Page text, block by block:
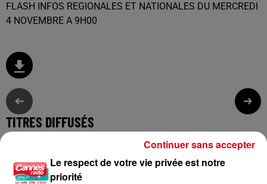
FLASH INFOS REGIONALES ET NATIONALES DU MERCREDI
4 NOVEMBRE A 9H00
TITRES DIFFUSÉS
22h49
22h49 22h45
22h45 22h42
22h42
Le respect de votre vie privée est notre
priorité
Continuer sans accepter